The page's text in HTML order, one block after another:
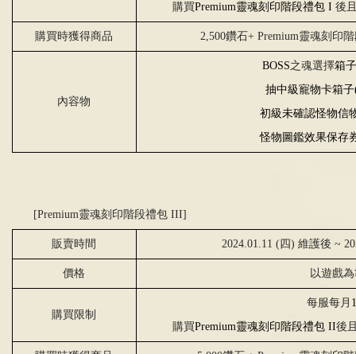
購買Premium靈魂刻印階段禮包I後
購買時獲得商品 2,500鑽石+ Premium靈魂刻印
內容物
BOSS之魂選擇箱
抽中級寵物卡箱子
初級未確認怪物信
怪物圖鑑效果保存
[Premium靈魂刻印階段禮包 III]
販賣時間 2024.01.11 (四) 維護後 ~
價格 以遊戲
購買限制
每服每月
購買Premium靈魂刻印階段禮包 II後